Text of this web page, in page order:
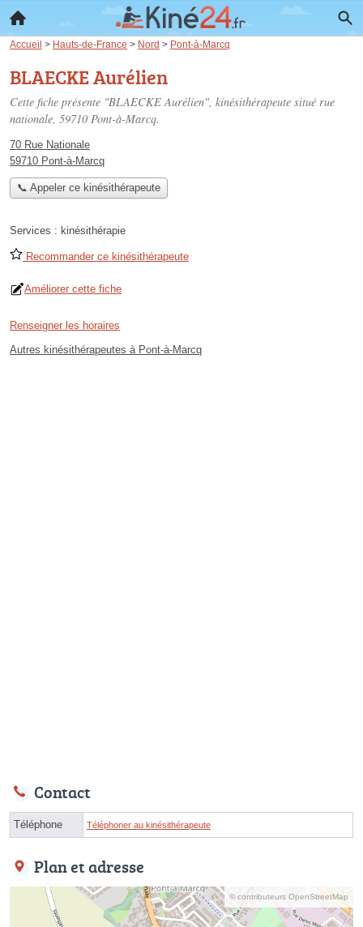
Accueil > Hauts-de-France > Nord > Pont-à-Marcq
BLAECKE Aurélien
Cette fiche présente "BLAECKE Aurélien", kinésithérapeute situé rue
nationale, 59710 Pont-à-Marcq.
70 Rue Nationale
59710 Pont-à-Marcq
📞 Appeler ce kinésithérapeute
Services : kinésithérapie
Recommander ce kinésithérapeute
Améliorer cette fiche
Renseigner les horaires
Autres kinésithérapeutes à Pont-à-Marcq
Contact
Téléphone Téléphoner au kinésithérapeute
Plan et adresse
© contributeurs OpenStreetMap